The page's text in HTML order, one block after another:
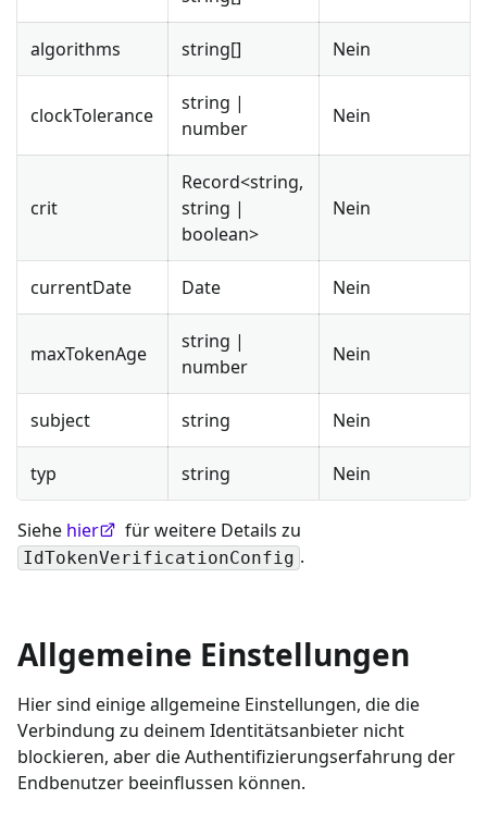
algorithms string[] Nein
clockTolerance
string |
number
Nein
crit
Record<string,
string |
boolean>
Nein
currentDate Date Nein
maxTokenAge
string |
number
Nein
subject string Nein
typ string Nein
Siehe hier für weitere Details zu
IdTokenVerificationConfig .
Allgemeine Einstellungen
Hier sind einige allgemeine Einstellungen, die die
Verbindung zu deinem Identitätsanbieter nicht
blockieren, aber die Authentifizierungserfahrung der
Endbenutzer beeinflussen können.